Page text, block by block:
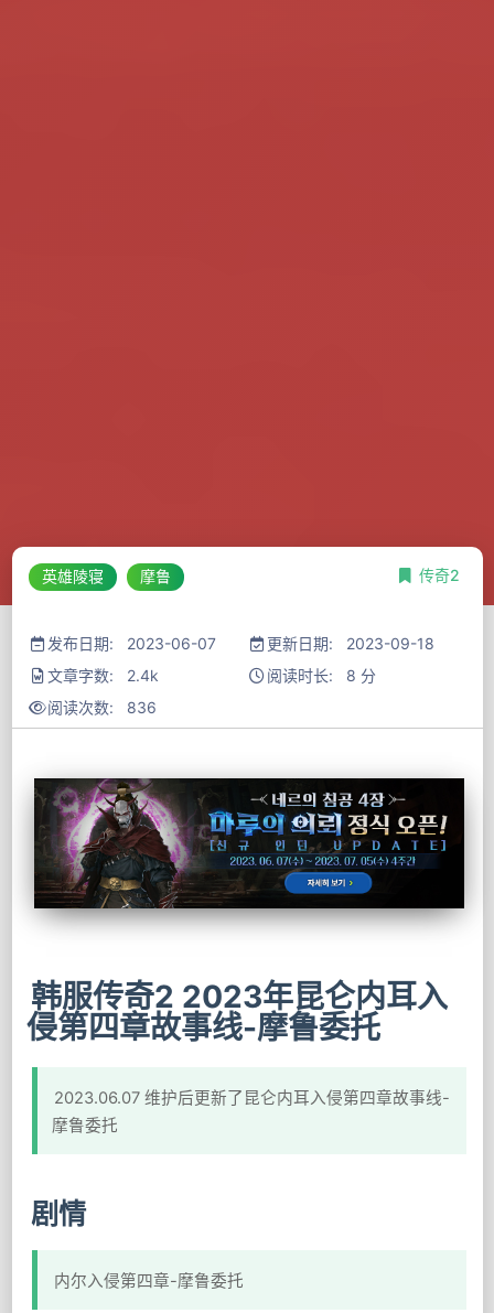
英雄陵寝 摩鲁 传奇2
发布日期: 2023-06-07
更新日期: 2023-09-18
文章字数: 2.4k
阅读时长: 8 分
阅读次数: 836
韩服传奇2 2023年昆仑内耳入
侵第四章故事线-摩鲁委托
2023.06.07 维护后更新了昆仑内耳入侵第四章故事线-
摩鲁委托
剧情
内尔入侵第四章-摩鲁委托